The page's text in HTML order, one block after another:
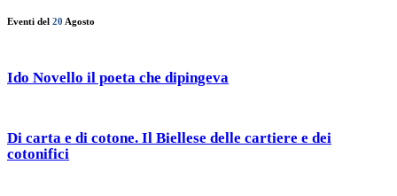
Eventi del 20 Agosto
Ido Novello il poeta che dipingeva
Di carta e di cotone. Il Biellese delle cartiere e dei
cotonifici